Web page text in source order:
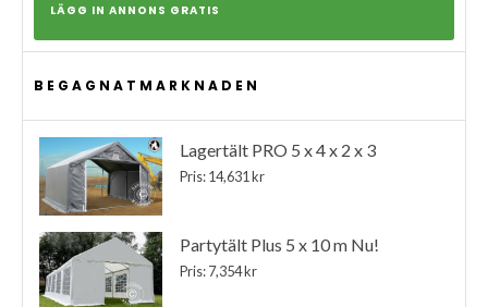
LÄGG IN ANNONS GRATIS
BEGAGNATMARKNADEN
Lagertält PRO 5 x 4 x 2 x 3
Pris: 14,631 kr
Partytält Plus 5 x 10 m Nu!
Pris: 7,354 kr